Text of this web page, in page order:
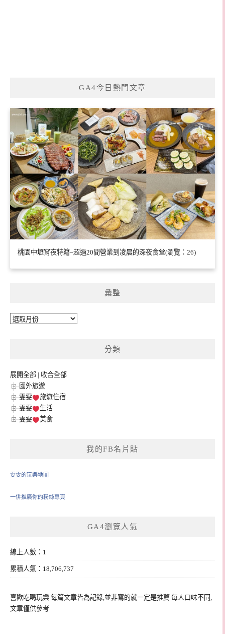
GA4今日熱門文章
桃園中壢宵夜特籍~超過20間營業到凌晨的深夜食堂(瀏覽：26)
彙整
彙
分類
展開全部 | 收合全部
國外旅遊
雯雯
旅遊住宿
雯雯
生活
雯雯
美食
我的FB名片貼
雯雯的玩樂地圖
一併推廣你的粉絲專頁
GA4瀏覽人氣
線上人數：1
累積人氣：18,706,737
喜歡吃喝玩樂 每篇文章皆為記錄,並非寫的就一定是推薦 每人口味不同,
文章僅供參考